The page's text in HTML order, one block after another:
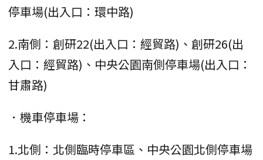
停車場(出入口：環中路)
2.南側：創研22(出入口：經貿路)、創研26(出
入口：經貿路)、中央公園南側停車場(出入口：
甘肅路)
．機車停車場：
1.北側：北側臨時停車區、中央公園北側停車場